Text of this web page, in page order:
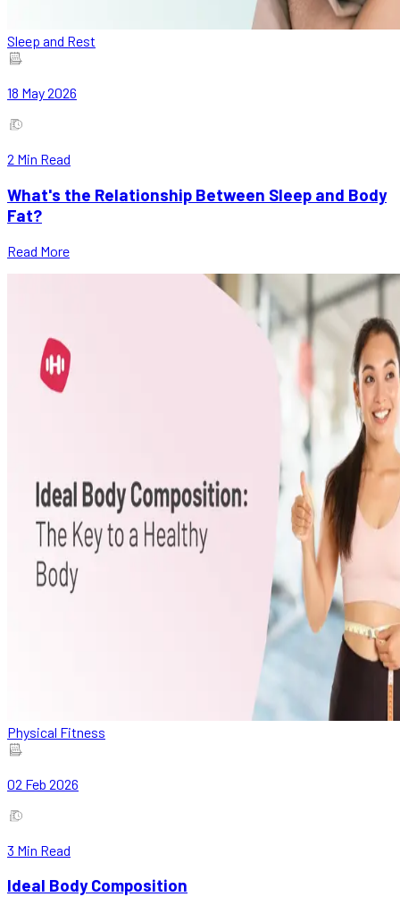
Sleep and Rest
18 May 2026
2 Min Read
What's the Relationship Between Sleep and Body
Fat?
Read More
Physical Fitness
02 Feb 2026
3 Min Read
Ideal Body Composition